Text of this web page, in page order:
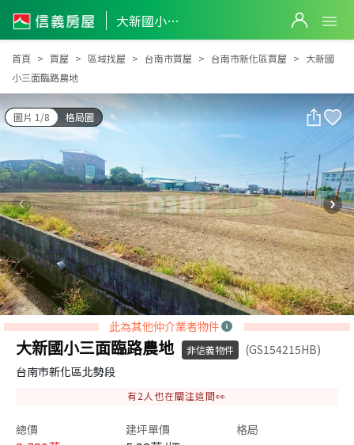
大新國小三面臨路農地
大新國小三面臨路農地
首頁 買屋 區域找屋 台南市買屋 台南市新化區買屋
大新國
小三面臨路農地
圖片 1/8 格局圖
此為其他仲介業者物件
大新國小三面臨路農地 非信義物件
(GS154215HB)
台南市新化區北勢段
有2 人也在關注這間👀
總價 建坪單價 格局